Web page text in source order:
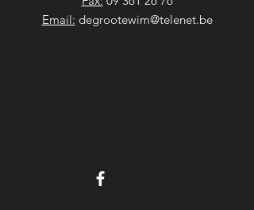
Email: degrootewim@telenet.be